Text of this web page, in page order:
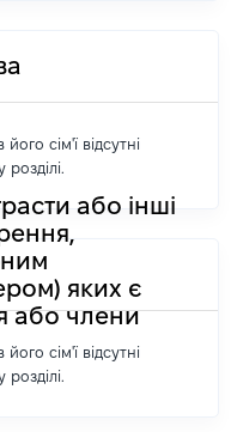
сім'ї відсутні
або інші
яких є
або члени
сім'ї відсутні